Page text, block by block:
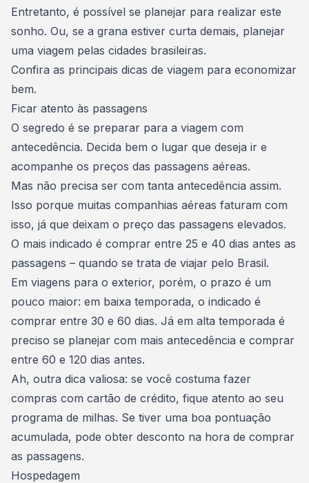
Entretanto, é possível se planejar para realizar este
sonho. Ou, se a grana estiver curta demais, planejar
uma viagem pelas cidades brasileiras.
Confira as principais dicas de viagem para economizar
bem.
Ficar atento às passagens
O segredo é se preparar para a viagem com
antecedência. Decida bem o lugar que deseja ir e
acompanhe os preços das passagens aéreas.
Mas não precisa ser com tanta antecedência assim.
Isso porque muitas companhias aéreas faturam com
isso, já que deixam o preço das passagens elevados.
O mais indicado é comprar entre 25 e 40 dias antes as
passagens – quando se trata de viajar pelo Brasil.
Em viagens para o exterior, porém, o prazo é um
pouco maior: em baixa temporada, o indicado é
comprar entre 30 e 60 dias. Já em alta temporada é
preciso se planejar com mais antecedência e comprar
entre 60 e 120 dias antes.
Ah, outra dica valiosa: se você costuma fazer
compras com cartão de crédito, fique atento ao seu
programa de milhas. Se tiver uma boa pontuação
acumulada, pode obter desconto na hora de comprar
as passagens.
Hospedagem